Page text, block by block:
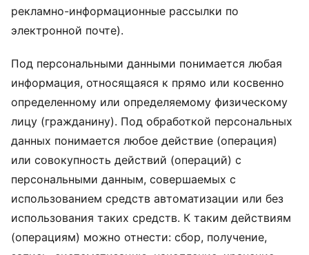
рекламно-информационные рассылки по
электронной почте).
Под персональными данными понимается любая
информация, относящаяся к прямо или косвенно
определенному или определяемому физическому
лицу (гражданину). Под обработкой персональных
данных понимается любое действие (операция)
или совокупность действий (операций) с
персональными данным, совершаемых с
использованием средств автоматизации или без
использования таких средств. К таким действиям
(операциям) можно отнести: сбор, получение,